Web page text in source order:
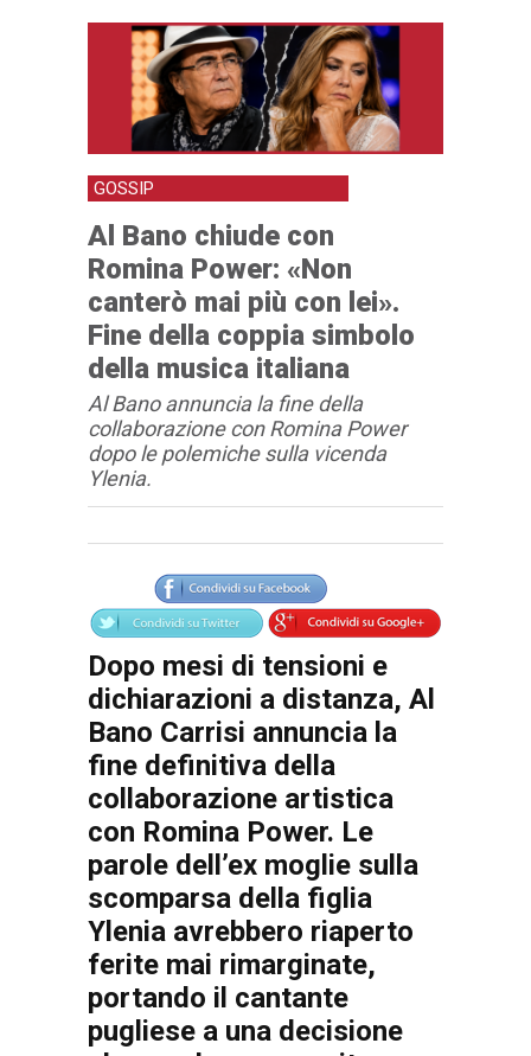
GOSSIP
Al Bano chiude con
Romina Power: «Non
canterò mai più con lei».
Fine della coppia simbolo
della musica italiana
Al Bano annuncia la fine della
collaborazione con Romina Power
dopo le polemiche sulla vicenda
Ylenia.
Articolo
Testo articolo principale
Dopo mesi di tensioni e
dichiarazioni a distanza, Al
Bano Carrisi annuncia la
fine definitiva della
collaborazione artistica
con Romina Power. Le
parole dell’ex moglie sulla
scomparsa della figlia
Ylenia avrebbero riaperto
ferite mai rimarginate,
portando il cantante
pugliese a una decisione